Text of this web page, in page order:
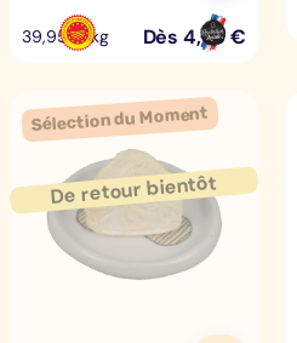
39,95 €/kg Dès4,99€